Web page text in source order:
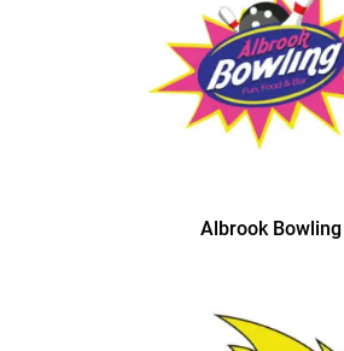
Albrook Bowling